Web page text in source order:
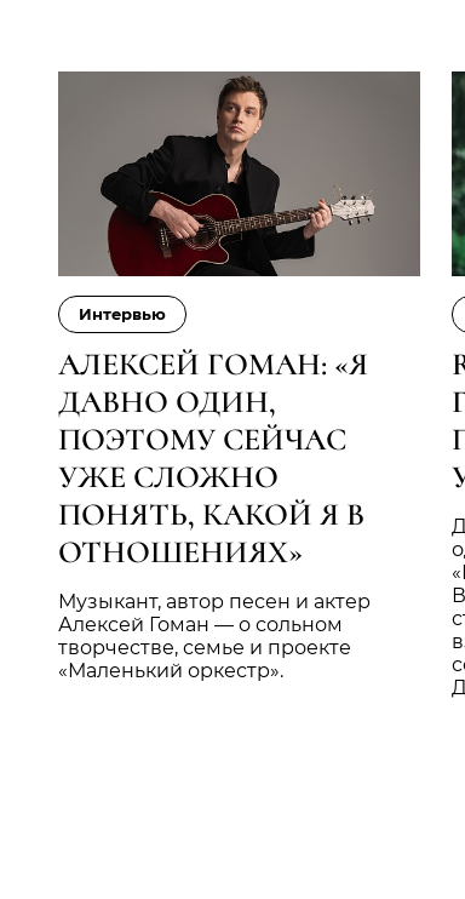
Интервью
АЛЕКСЕЙ ГОМАН: «Я
ДАВНО ОДИН,
ПОЭТОМУ СЕЙЧАС
УЖЕ СЛОЖНО
ПОНЯТЬ, КАКОЙ Я В
ОТНОШЕНИЯХ»
Музыкант, автор песен и актер
Алексей Гоман — о сольном
творчестве, семье и проекте
«Маленький оркестр».